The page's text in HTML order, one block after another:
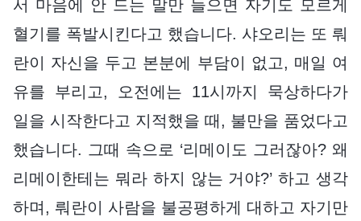
서 마음에 안 드는 말만 들으면 자기도 모르게
혈기를 폭발시킨다고 했습니다. 샤오리는 또 뤄
란이 자신을 두고 본분에 부담이 없고, 매일 여
유를 부리고, 오전에는 11시까지 묵상하다가
일을 시작한다고 지적했을 때, 불만을 품었다고
했습니다. 그때 속으로 ‘리메이도 그러잖아? 왜
리메이한테는 뭐라 하지 않는 거야?’ 하고 생각
하며, 뤄란이 사람을 불공평하게 대하고 자기만